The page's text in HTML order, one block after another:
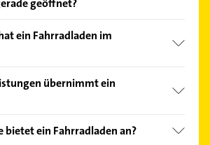
Suchergebnisse können Sie sich
dass diese an Sonn- und
können.
ein Fahrradladen im
Miyata und Roberts.
übernimmt ein
Fahrradwartung und Probefahrt.
bietet ein Fahrradladen an?